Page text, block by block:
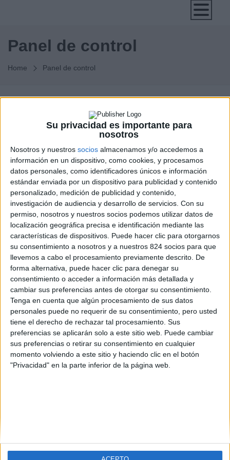
Su privacidad es importante para
nosotros
Nosotros y nuestros socios almacenamos y/o accedemos a
información en un dispositivo, como cookies, y procesamos
datos personales, como identificadores únicos e información
estándar enviada por un dispositivo para publicidad y contenido
personalizado, medición de publicidad y contenido,
investigación de audiencia y desarrollo de servicios. Con su
permiso, nosotros y nuestros socios podemos utilizar datos de
localización geográfica precisa e identificación mediante las
características de dispositivos. Puede hacer clic para otorgarnos
su consentimiento a nosotros y a nuestros 824 socios para que
llevemos a cabo el procesamiento previamente descrito. De
forma alternativa, puede hacer clic para denegar su
consentimiento o acceder a información más detallada y
cambiar sus preferencias antes de otorgar su consentimiento.
Tenga en cuenta que algún procesamiento de sus datos
personales puede no requerir de su consentimiento, pero usted
tiene el derecho de rechazar tal procesamiento. Sus
preferencias se aplicarán solo a este sitio web. Puede cambiar
sus preferencias o retirar su consentimiento en cualquier
momento volviendo a este sitio y haciendo clic en el botón
"Privacidad" en la parte inferior de la página web.
Panel de control
Home Panel de control
CONÓCENOS
Orígenes e Historia
Actividades
Noticias
ESPACIOS
Supermercado
Capilla
Pistas de padel